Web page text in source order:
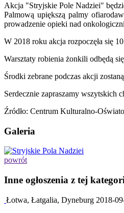
Akcja "Stryjskie Pole Nadziei"
Palmową upiększą palmy
prowadzenie opieki nad
W 2018 roku akcja rozpoczęła się
Warsztaty robienia żonkili odbędą
Środki zebrane podczas akcji
Serdecznie zapraszamy wszytskich
Źródło: Centrum Kulturalno-
Galeria
powrót
Inne ogłoszenia z tej
Łotwa, Łatgalia, Dyneburg 2018-